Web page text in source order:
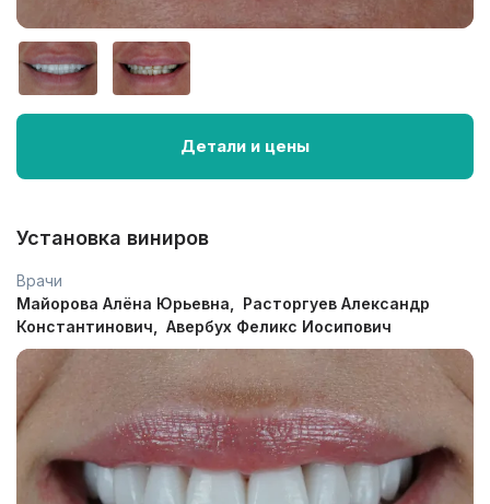
Детали и цены
Установка виниров
Врачи
Майорова Алёна Юрьевна
Расторгуев Александр
Константинович
Авербух Феликс Иосипович